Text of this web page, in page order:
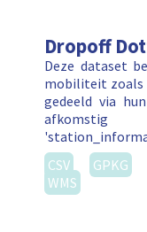
Dropoff
Deze dataset
mobiliteit zoals
gedeeld via
CSV
GPKG
WMS